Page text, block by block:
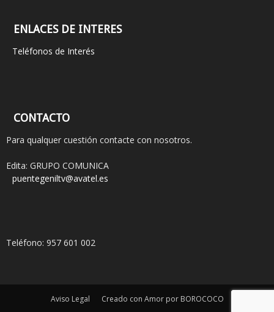
ENLACES DE INTERES
Teléfonos de Interés
CONTACTO
Para qualquer cuestión contacte con nosotros.
Edita: GRUPO COMUNICA
puentegeniltv@avatel.es
Teléfono: 957 601 002
Aviso Legal Creado con Amor por BOROCOCO